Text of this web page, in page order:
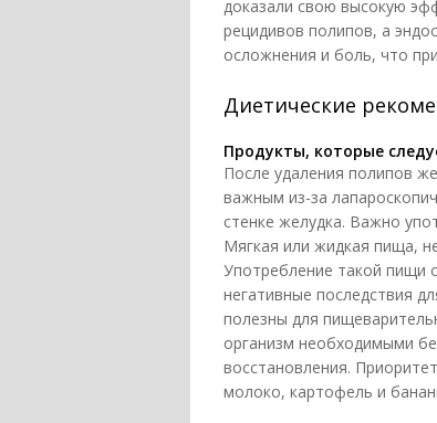
доказали свою высокую
рецидивов полипов, а
осложнения и боль, что
Диетические
Продукты, которые
После удаления полипов
важным из-за
стенке желудка. Важно
Мягкая или жидкая пища,
Употребление такой пищи
негативные последствия
полезны для
организм необходимыми
восстановления.
молоко, картофель и